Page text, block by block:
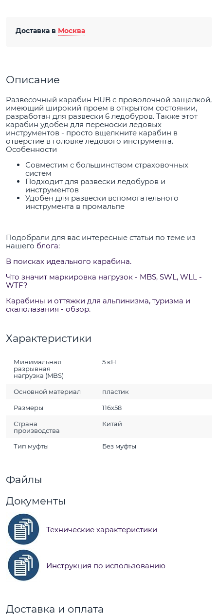
Доставка в Москва
Описание
Развесочный карабин HUB с проволочной защелкой,
имеющий широкий проем в открытом состоянии,
разработан для развески 6 ледобуров. Также этот
карабин удобен для переноски ледовых
инструментов - просто вщелкните карабин в
отверстие в головке ледового инструмента.
Особенности
Совместим с большинством страховочных
систем
Подходит для развески ледобуров и
инструментов
Удобен для развески вспомогательного
инструмента в промальпе
Подобрали для вас интересные статьи по теме из
нашего блога:
В поисках идеального карабина.
Что значит маркировка нагрузок - MBS, SWL, WLL -
WTF?
Карабины и оттяжки для альпинизма, туризма и
скалолазания - обзор.
Характеристики
Минимальная
разрывная
нагрузка (MBS)
5 кН
Основной материал пластик
Размеры 116х58
Страна
производства
Китай
Тип муфты Без муфты
Файлы
Документы
Технические характеристики
Инструкция по использованию
Доставка и оплата